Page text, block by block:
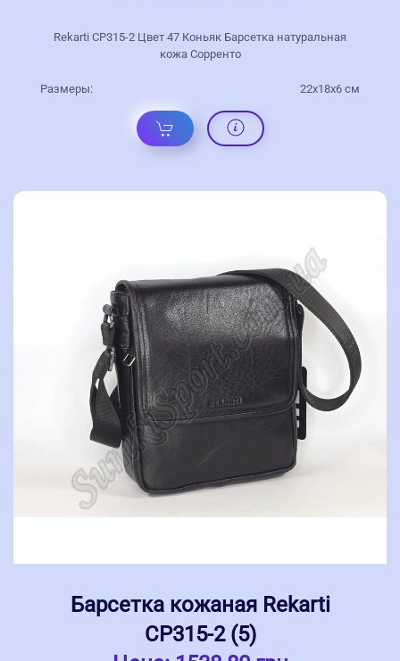
Rekarti СР315-2 Цвет 47 Коньяк Барсетка натуральная
кожа Сорренто
Размеры: 22х18х6 см
Барсетка кожаная Rekarti
СР315-2 (5)